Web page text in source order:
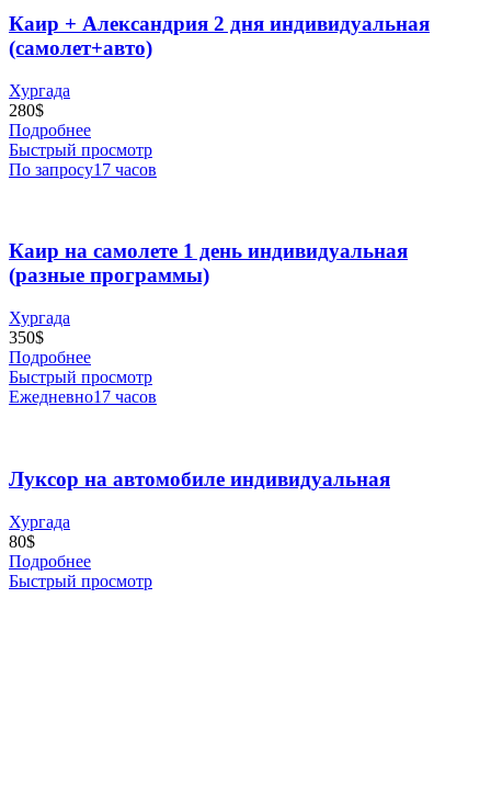
Каир + Александрия 2 дня индивидуальная
(самолет+авто)
Хургада
280$
Подробнее
Быстрый просмотр
По запросу17 часов
Каир на самолете 1 день индивидуальная
(разные программы)
Хургада
350$
Подробнее
Быстрый просмотр
Ежедневно17 часов
Луксор на автомобиле индивидуальная
Хургада
80$
Подробнее
Быстрый просмотр